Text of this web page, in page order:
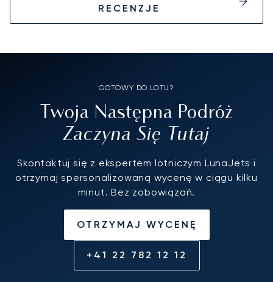
RECENZJE
GOTOWY DO LOTU?
Twoja Następna Podróż
Zaczyna Się Tutaj
Skontaktuj się z ekspertem lotniczym LunaJets i
otrzymaj spersonalizowaną wycenę w ciągu kilku
minut. Bez zobowiązań.
OTRZYMAJ WYCENĘ
+41 22 782 12 12